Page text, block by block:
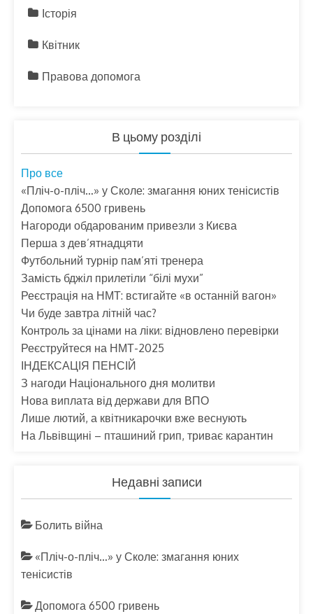
Історія
Квітник
Правова допомога
В цьому розділі
Про все
«Пліч-о-пліч…» у Сколе: змагання юних тенісистів
Допомога 6500 гривень
Нагороди обдарованим привезли з Києва
Перша з дев’ятнадцяти
Футбольний турнір пам’яті тренера
Замість бджіл прилетіли “білі мухи”
Реєстрація на НМТ: встигайте «в останній вагон»
Чи буде завтра літній час?
Контроль за цінами на ліки: відновлено перевірки
Реєструйтеся на НМТ-2025
ІНДЕКСАЦІЯ ПЕНСІЙ
З нагоди Національного дня молитви
Нова виплата від держави для ВПО
Лише лютий, а квітникарочки вже веснують
На Львівщині – пташиний грип, триває карантин
Недавні записи
Болить війна
«Пліч-о-пліч…» у Сколе: змагання юних
тенісистів
Допомога 6500 гривень